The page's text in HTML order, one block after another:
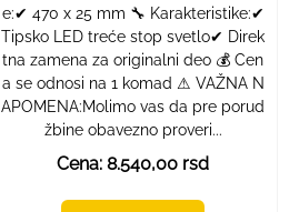
e:✔ 470 x 25 mm 🔧 Karakteristike:✔
Tipsko LED treće stop svetlo✔ Direk
tna zamena za originalni deo 💰 Cen
a se odnosi na 1 komad ⚠ VAŽNA N
APOMENA:Molimo vas da pre porud
žbine obavezno proveri...
Cena: 8.540,00 rsd